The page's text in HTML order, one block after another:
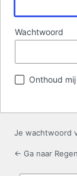
Wachtwoord
Onthoud mij
Je wachtwoord
← Ga naar